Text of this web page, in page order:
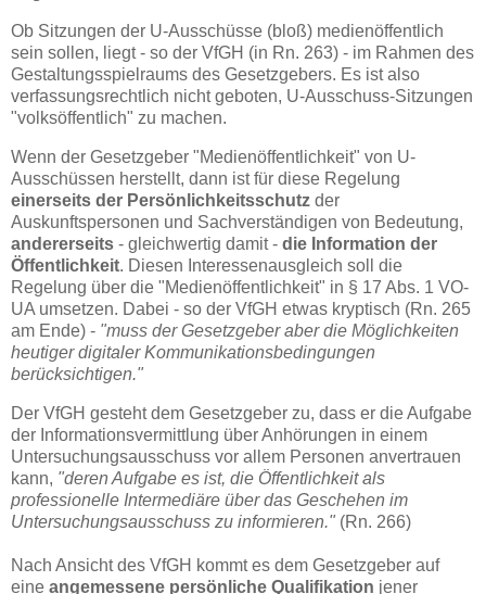
Ob Sitzungen der U-Ausschüsse (bloß) medienöffentlich
sein sollen, liegt - so der VfGH (in Rn. 263) - im Rahmen des
Gestaltungsspielraums des Gesetzgebers. Es ist also
verfassungsrechtlich nicht geboten, U-Ausschuss-Sitzungen
"volksöffentlich" zu machen.
Wenn der Gesetzgeber "Medienöffentlichkeit" von U-
Ausschüssen herstellt, dann ist für diese Regelung
einerseits der Persönlichkeitsschutz der
Auskunftspersonen und Sachverständigen von Bedeutung,
andererseits - gleichwertig damit - die Information der
Öffentlichkeit. Diesen Interessenausgleich soll die
Regelung über die "Medienöffentlichkeit" in § 17 Abs. 1 VO-
UA umsetzen. Dabei - so der VfGH etwas kryptisch (Rn. 265
am Ende) - "muss der Gesetzgeber aber die Möglichkeiten
heutiger digitaler Kommunikationsbedingungen
berücksichtigen."
Der VfGH gesteht dem Gesetzgeber zu, dass er die Aufgabe
der Informationsvermittlung über Anhörungen in einem
Untersuchungsausschuss vor allem Personen anvertrauen
kann, "deren Aufgabe es ist, die Öffentlichkeit als
professionelle Intermediäre über das Geschehen im
Untersuchungsausschuss zu informieren." (Rn. 266)
Nach Ansicht des VfGH kommt es dem Gesetzgeber auf
eine angemessene persönliche Qualifikation jener